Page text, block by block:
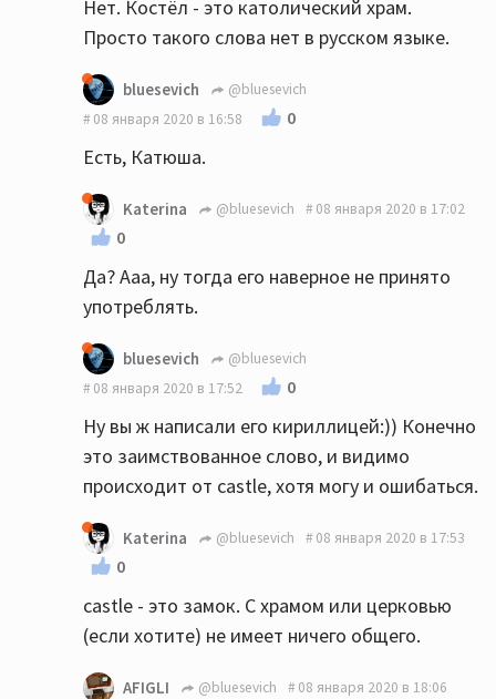
Нет. Костёл - это католический храм.
Просто такого слова нет в русском языке.
bluesevich
@bluesevich
08 января 2020 в 16:58
0
Есть, Катюша.
Katerina @bluesevich 08 января 2020 в 17:02
0
Да? Ааа, ну тогда его наверное не принято
употреблять.
bluesevich
@bluesevich
08 января 2020 в 17:52
0
Ну вы ж написали его кириллицей:)) Конечно
это заимствованное слово, и видимо
происходит от castle, хотя могу и ошибаться.
Katerina @bluesevich 08 января 2020 в 17:53
0
castle - это замок. С храмом или церковью
(если хотите) не имеет ничего общего.
AFIGLI @bluesevich 08 января 2020 в 18:06